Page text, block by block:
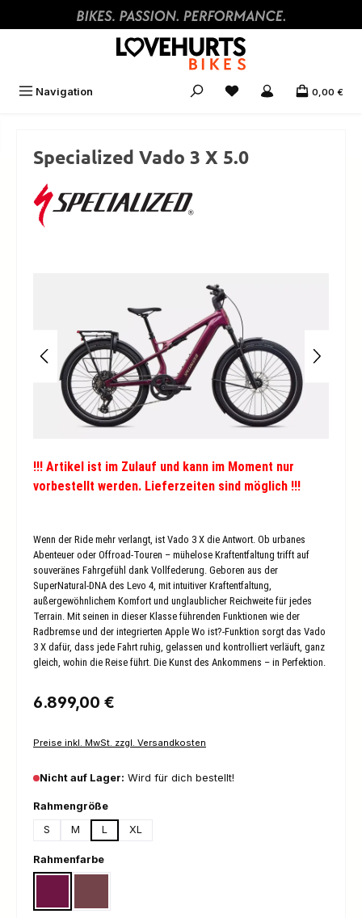
Zum Hauptinhalt springen
Navigation 0,00 €
Specialized Vado 3 X 5.0
!!! Artikel ist im Zulauf und kann im Moment nur
vorbestellt werden. Lieferzeiten sind möglich !!!
Wenn der Ride mehr verlangt, ist Vado 3 X die Antwort. Ob urbanes
Abenteuer oder Offroad-Touren – mühelose Kraftentfaltung trifft auf
souveränes Fahrgefühl dank Vollfederung. Geboren aus der
SuperNatural-DNA des Levo 4, mit intuitiver Kraftentfaltung,
außergewöhnlichem Komfort und unglaublicher Reichweite für jedes
Terrain. Mit seinen in dieser Klasse führenden Funktionen wie der
Radbremse und der integrierten Apple Wo ist?-Funktion sorgt das Vado
3 X dafür, dass jede Fahrt ruhig, gelassen und kontrolliert verläuft, ganz
gleich, wohin die Reise führt. Die Kunst des Ankommens – in Perfektion.
Regulärer Preis:
6.899,00 €
Preise inkl. MwSt. zzgl. Versandkosten
Nicht auf Lager: Wird für dich bestellt!
Rahmengrößeauswählen
S
M L XL
Rahmenfarbeauswählen